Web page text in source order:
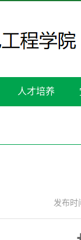
人才培养
发布时